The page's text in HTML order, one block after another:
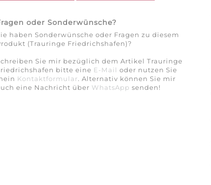
oder Sonderwünsche?
haben Sonderwünsche oder Fragen zu diesem
(Trauringe Friedrichshafen)?
Sie mir bezüglich dem Artikel Trauringe
bitte eine E-Mail oder nutzen Sie
Kontaktformular. Alternativ können Sie mir
eine Nachricht über WhatsApp senden!